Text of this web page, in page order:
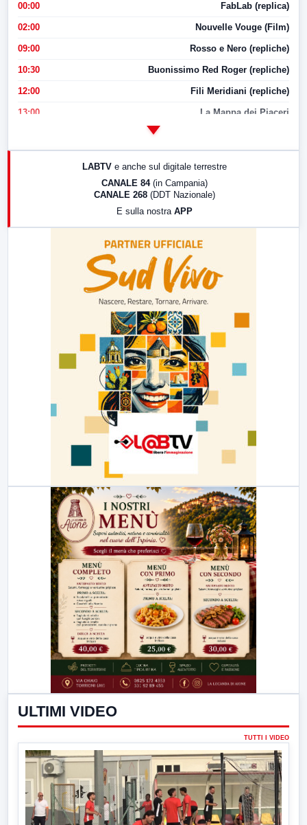
00:00 FabLab (replica)
02:00 Nouvelle Vouge (Film)
09:00 Rosso e Nero (repliche)
10:30 Buonissimo Red Roger (repliche)
12:00 Fili Meridiani (repliche)
13:00 La Mappa dei Piaceri
LABTV e anche sul digitale terrestre
CANALE 84 (in Campania)
CANALE 268 (DDT Nazionale)
E sulla nostra APP
ULTIMI VIDEO
TUTTI I VIDEO